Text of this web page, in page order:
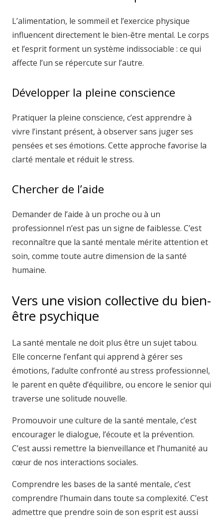
L’alimentation, le sommeil et l’exercice physique
influencent directement le bien-être mental. Le corps
et l’esprit forment un système indissociable : ce qui
affecte l’un se répercute sur l’autre.
Développer la pleine conscience
Pratiquer la pleine conscience, c’est apprendre à
vivre l’instant présent, à observer sans juger ses
pensées et ses émotions. Cette approche favorise la
clarté mentale et réduit le stress.
Chercher de l’aide
Demander de l’aide à un proche ou à un
professionnel n’est pas un signe de faiblesse. C’est
reconnaître que la santé mentale mérite attention et
soin, comme toute autre dimension de la santé
humaine.
Vers une vision collective du bien-
être psychique
La santé mentale ne doit plus être un sujet tabou.
Elle concerne l’enfant qui apprend à gérer ses
émotions, l’adulte confronté au stress professionnel,
le parent en quête d’équilibre, ou encore le senior qui
traverse une solitude nouvelle.
Promouvoir une culture de la santé mentale, c’est
encourager le dialogue, l’écoute et la prévention.
C’est aussi remettre la bienveillance et l’humanité au
cœur de nos interactions sociales.
Comprendre les bases de la santé mentale, c’est
comprendre l’humain dans toute sa complexité. C’est
admettre que prendre soin de son esprit est aussi